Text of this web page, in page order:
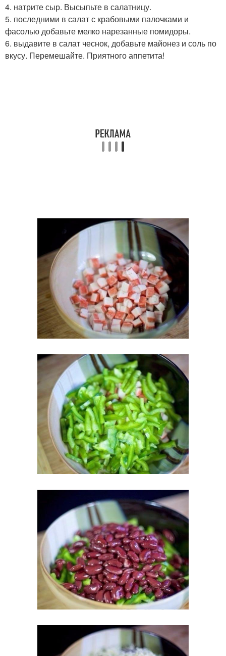
4. натрите сыр. Высыпьте в салатницу.
5. последними в салат с крабовыми палочками и
фасолью добавьте мелко нарезанные помидоры.
6. выдавите в салат чеснок, добавьте майонез и соль по
вкусу. Перемешайте. Приятного аппетита!